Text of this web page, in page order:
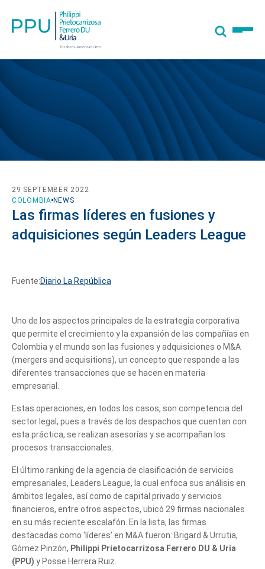
COLOMBIA NEWS
29 SEPTEMBER 2022
Las firmas líderes en fusiones y
adquisiciones según Leaders League
Fuente:Diario La República
Uno de los aspectos principales de la estrategia corporativa
que permite el crecimiento y la expansión de las compañías en
Colombia y el mundo son las fusiones y adquisiciones o M&A
(mergers and acquisitions), un concepto que responde a las
diferentes transacciones que se hacen en materia
empresarial.
Estas operaciones, en todos los casos, son competencia del
sector legal, pues a través de los despachos que cuentan con
esta práctica, se realizan asesorías y se acompañan los
procesos transaccionales.
El último ranking de la agencia de clasificación de servicios
empresariales, Leaders League, la cual enfoca sus análisis en
ámbitos legales, así como de capital privado y servicios
financieros, entre otros aspectos, ubicó 29 firmas nacionales
en su más reciente escalafón. En la lista, las firmas
destacadas como ‘líderes’ en M&A fueron: Brigard & Urrutia,
Gómez Pinzón, Philippi Prietocarrizosa Ferrero DU & Uría
(PPU) y Posse Herrera Ruiz.